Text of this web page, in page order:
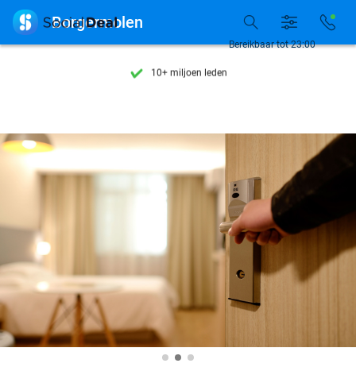
7 dagen per week beschikbaar
10+ miljoen leden
10+ miljoen leden
Bereikbaar tot 23:00
 Borgermolen